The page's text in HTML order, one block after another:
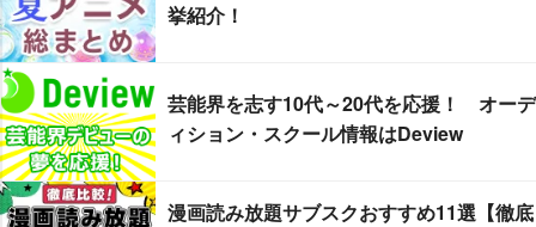
挙紹介！
芸能界を志す10代～20代を応援！ オーデ
ィション・スクール情報はDeview
漫画読み放題サブスクおすすめ11選【徹底